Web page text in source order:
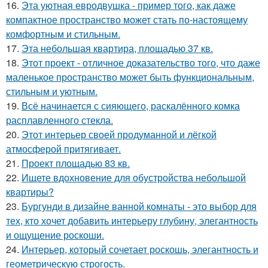
16. Эта уютная евродвушка - пример того, как даже
компактное пространство может стать по-настоящему
комфортным и стильным.
17. Эта небольшая квартира, площадью 37 кв.
18. Этот проект - отличное доказательство того, что даже
маленькое пространство может быть функциональным,
стильным и уютным.
19. Всё начинается с сияющего, раскалённого комка
расплавленного стекла.
20. Этот интерьер своей продуманной и лёгкой
атмосферой притягивает.
21. Проект площадью 83 кв.
22. Ищете вдохновение для обустройства небольшой
квартиры?
23. Бургунди в дизайне ванной комнаты - это выбор для
тех, кто хочет добавить интерьеру глубину, элегантность
и ощущение роскоши.
24. Интерьер, который сочетает роскошь, элегантность и
геометрическую строгость.